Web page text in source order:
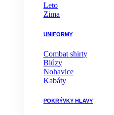
Leto
Zima
UNIFORMY
Combat shirty
Blúzy
Nohavice
Kabáty
POKRÝVKY HLAVY